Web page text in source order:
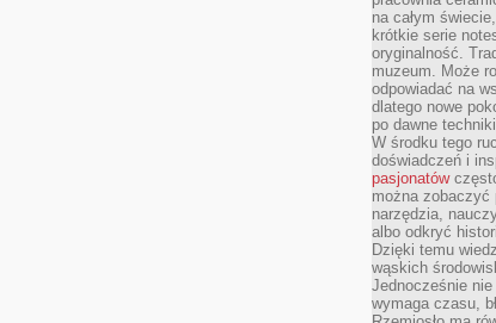
na całym
krótkie serie
oryginalność.
muzeum. Może
odpowiadać na
dlatego nowe
po dawne
W środku tego
doświadczeń i
pasjonatów
można zobaczyć
narzędzia,
albo odkryć
Dzięki temu
wąskich
Jednocześnie
wymaga czasu,